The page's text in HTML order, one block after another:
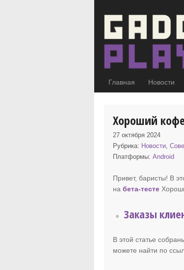
Главная Новости
Хороший
27 октября 2024
Рубрика: Новости,
Платформы:Android
Привет, баристы! В
набета-тесте
Заказы
В этой статье
можете найти по